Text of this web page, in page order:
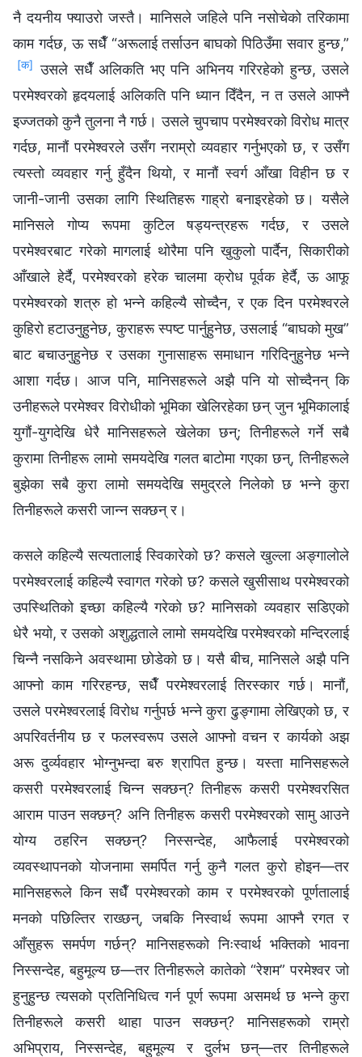
नै दयनीय फ्याउरो जस्तै। मानिसले जहिले पनि नसोचेको तरिकामा
काम गर्दछ, ऊ सधैँ “अरूलाई तर्साउन बाघको पिठिउँमा सवार हुन्छ,”
[क] उसले सधैँ अलिकति भए पनि अभिनय गरिरहेको हुन्छ, उसले
परमेश्‍वरको हृदयलाई अलिकति पनि ध्यान दिँदैन, न त उसले आफ्नै
इज्जतको कुनै तुलना नै गर्छ। उसले चुपचाप परमेश्‍वरको विरोध मात्र
गर्दछ, मानौं परमेश्‍वरले उसँग नराम्रो व्यवहार गर्नुभएको छ, र उसँग
त्यस्तो व्यवहार गर्नु हुँदैन थियो, र मानौं स्वर्ग आँखा विहीन छ र
जानी-जानी उसका लागि स्थितिहरू गाह्रो बनाइरहेको छ। यसैले
मानिसले गोप्य रूपमा कुटिल षड्यन्त्रहरू गर्दछ, र उसले
परमेश्‍वरबाट गरेको मागलाई थोरैमा पनि खुकुलो पार्दैन, सिकारीको
आँखाले हेर्दै, परमेश्‍वरको हरेक चालमा क्रोध पूर्वक हेर्दै, ऊ आफू
परमेश्‍वरको शत्रु हो भन्‍ने कहिल्यै सोच्दैन, र एक दिन परमेश्‍वरले
कुहिरो हटाउनुहुनेछ, कुराहरू स्पष्ट पार्नुहुनेछ, उसलाई “बाघको मुख”
बाट बचाउनुहुनेछ र उसका गुनासाहरू समाधान गरिदिनुहुनेछ भन्‍ने
आशा गर्दछ। आज पनि, मानिसहरूले अझै पनि यो सोच्दैनन् कि
उनीहरूले परमेश्‍वर विरोधीको भूमिका खेलिरहेका छन् जुन भूमिकालाई
युगौं-युगदेखि धेरै मानिसहरूले खेलेका छन्; तिनीहरूले गर्ने सबै
कुरामा तिनीहरू लामो समयदेखि गलत बाटोमा गएका छन्, तिनीहरूले
बुझेका सबै कुरा लामो समयदेखि समुद्रले निलेको छ भन्‍ने कुरा
तिनीहरूले कसरी जान्‍न सक्छन् र।
कसले कहिल्यै सत्यतालाई स्विकारेको छ? कसले खुल्ला अङ्गालोले
परमेश्‍वरलाई कहिल्यै स्वागत गरेको छ? कसले खुसीसाथ परमेश्‍वरको
उपस्थितिको इच्छा कहिल्यै गरेको छ? मानिसको व्यवहार सडिएको
धेरै भयो, र उसको अशुद्धताले लामो समयदेखि परमेश्‍वरको मन्दिरलाई
चिन्‍नै नसकिने अवस्थामा छोडेको छ। यसै बीच, मानिसले अझै पनि
आफ्नो काम गरिरहन्छ, सधैँ परमेश्‍वरलाई तिरस्कार गर्छ। मानौं,
उसले परमेश्‍वरलाई विरोध गर्नुपर्छ भन्‍ने कुरा ढुङ्गामा लेखिएको छ, र
अपरिवर्तनीय छ र फलस्वरूप उसले आफ्नो वचन र कार्यको अझ
अरू दुर्व्यवहार भोग्नुभन्दा बरु श्रापित हुन्छ। यस्ता मानिसहरूले
कसरी परमेश्‍वरलाई चिन्न सक्छन्? तिनीहरू कसरी परमेश्‍वरसित
आराम पाउन सक्छन्? अनि तिनीहरू कसरी परमेश्‍वरको सामु आउने
योग्य ठहरिन सक्छन्? निस्सन्देह, आफैलाई परमेश्‍वरको
व्यवस्थापनको योजनामा समर्पित गर्नु कुनै गलत कुरो होइन—तर
मानिसहरूले किन सधैँ परमेश्‍वरको काम र परमेश्‍वरको पूर्णतालाई
मनको पछिल्तिर राख्छन्, जबकि निस्वार्थ रूपमा आफ्नै रगत र
आँसुहरू समर्पण गर्छन्? मानिसहरूको निःस्वार्थ भक्तिको भावना
निस्सन्देह, बहुमूल्य छ—तर तिनीहरूले कातेको “रेशम” परमेश्‍वर जो
हुनुहुन्छ त्यसको प्रतिनिधित्व गर्न पूर्ण रूपमा असमर्थ छ भन्‍ने कुरा
तिनीहरूले कसरी थाहा पाउन सक्छन्? मानिसहरूको राम्रो
अभिप्राय, निस्सन्देह, बहुमूल्य र दुर्लभ छन्—तर तिनीहरूले